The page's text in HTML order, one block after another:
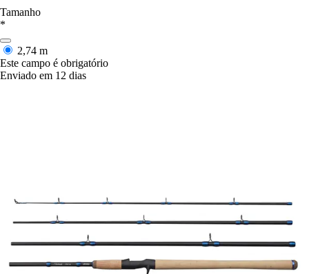
Tamanho
*
2,74 m
Este campo é obrigatório
Enviado em 12 dias